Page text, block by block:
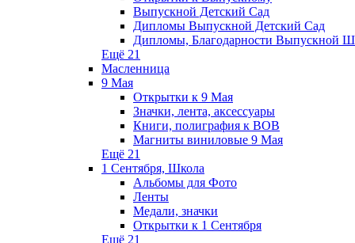
Выпускной Детский Сад
Дипломы Выпускной Детский Сад
Дипломы, Благодарности Выпускной
Ещё 21
Масленница
9 Мая
Открытки к 9 Мая
Значки, лента, аксессуары
Книги, полиграфия к ВОВ
Магниты виниловые 9 Мая
Ещё 21
1 Сентября, Школа
Альбомы для Фото
Ленты
Медали, значки
Открытки к 1 Сентября
Ещё 21